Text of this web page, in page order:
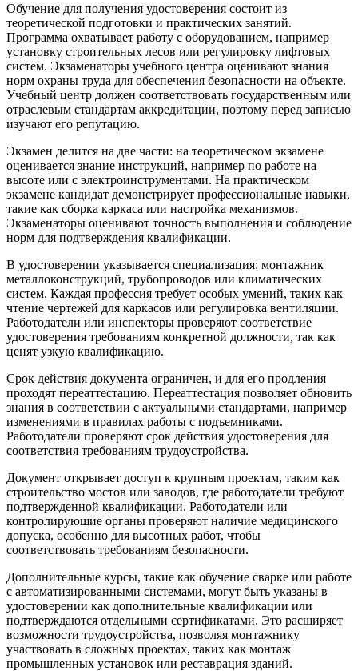
Обучение для получения удостоверения состоит из
теоретической подготовки и практических занятий.
Программа охватывает работу с оборудованием, например
установку строительных лесов или регулировку лифтовых
систем. Экзаменаторы учебного центра оценивают знания
норм охраны труда для обеспечения безопасности на объекте.
Учебный центр должен соответствовать государственным или
отраслевым стандартам аккредитации, поэтому перед записью
изучают его репутацию.
Экзамен делится на две части: на теоретическом экзамене
оценивается знание инструкций, например по работе на
высоте или с электроинструментами. На практическом
экзамене кандидат демонстрирует профессиональные навыки,
такие как сборка каркаса или настройка механизмов.
Экзаменаторы оценивают точность выполнения и соблюдение
норм для подтверждения квалификации.
В удостоверении указывается специализация: монтажник
металлоконструкций, трубопроводов или климатических
систем. Каждая профессия требует особых умений, таких как
чтение чертежей для каркасов или регулировка вентиляции.
Работодатели или инспекторы проверяют соответствие
удостоверения требованиям конкретной должности, так как
ценят узкую квалификацию.
Срок действия документа ограничен, и для его продления
проходят переаттестацию. Переаттестация позволяет обновить
знания в соответствии с актуальными стандартами, например
изменениями в правилах работы с подъемниками.
Работодатели проверяют срок действия удостоверения для
соответствия требованиям трудоустройства.
Документ открывает доступ к крупным проектам, таким как
строительство мостов или заводов, где работодатели требуют
подтвержденной квалификации. Работодатели или
контролирующие органы проверяют наличие медицинского
допуска, особенно для высотных работ, чтобы
соответствовать требованиям безопасности.
Дополнительные курсы, такие как обучение сварке или работе
с автоматизированными системами, могут быть указаны в
удостоверении как дополнительные квалификации или
подтверждаются отдельными сертификатами. Это расширяет
возможности трудоустройства, позволяя монтажнику
участвовать в сложных проектах, таких как монтаж
промышленных установок или реставрация зданий.